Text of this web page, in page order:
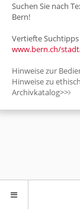
Suchen Sie nach
Bern!
Vertiefte
www.bern.ch/
Hinweise zur
Hinweise zu
Archivkatalog>>